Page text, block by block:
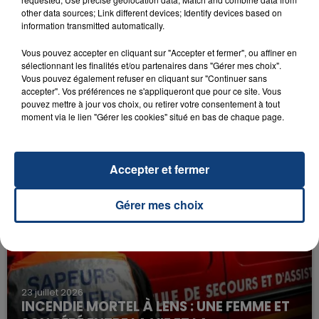
Mr Know It All
TEDDY SWIMS
FIL D'ACTU
23 juillet 2026
INCENDIE MORTEL À LENS : UNE FEMME ET
other data sources; Link different devices; Identify devices based on
information transmitted automatically.
Vous pouvez accepter en cliquant sur "Accepter et fermer", ou affiner en
sélectionnant les finalités et/ou partenaires dans "Gérer mes choix".
Vous pouvez également refuser en cliquant sur "Continuer sans
accepter". Vos préférences ne s'appliqueront que pour ce site. Vous
pouvez mettre à jour vos choix, ou retirer votre consentement à tout
moment via le lien "Gérer les cookies" situé en bas de chaque page.
Gérer mes choix
Accepter et fermer